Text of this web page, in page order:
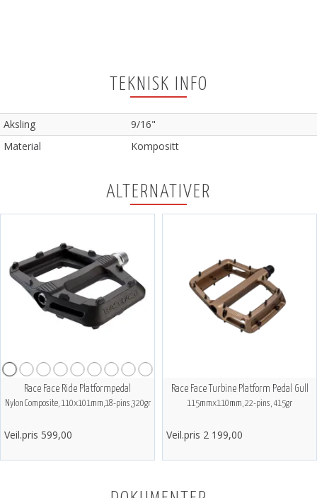
TEKNISK INFO
Aksling
9/16"
Material
Kompositt
ALTERNATIVER
Race Face Ride Platformpedal
Nylon Composite, 110x101mm,18-pins,320gr
Veil.pris 599,00
Race Face Turbine Platform Pedal Gull
115mmx110mm, 22-pins, 415gr
Veil.pris 2 199,00